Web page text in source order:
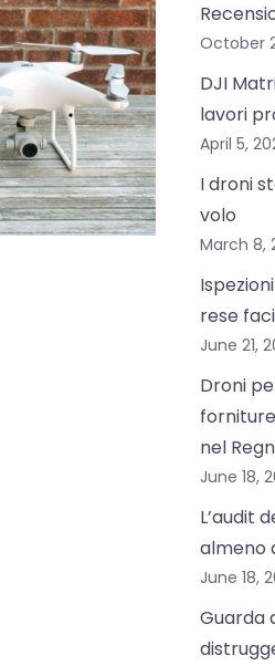
October
DJI
lavori
April 5,
I droni
volo
March 8,
rese
June 21,
Droni
nel
June 18,
L’audit
almeno
June 18,
Guarda